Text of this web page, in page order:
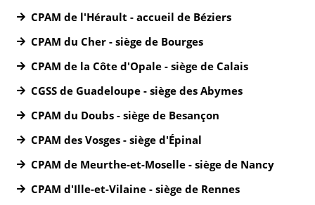
CPAM de l'Hérault - accueil de Béziers
CPAM du Cher - siège de Bourges
CPAM de la Côte d'Opale - siège de Calais
CGSS de Guadeloupe - siège des Abymes
CPAM du Doubs - siège de Besançon
CPAM des Vosges - siège d'Épinal
CPAM de Meurthe-et-Moselle - siège de Nancy
CPAM d'Ille-et-Vilaine - siège de Rennes